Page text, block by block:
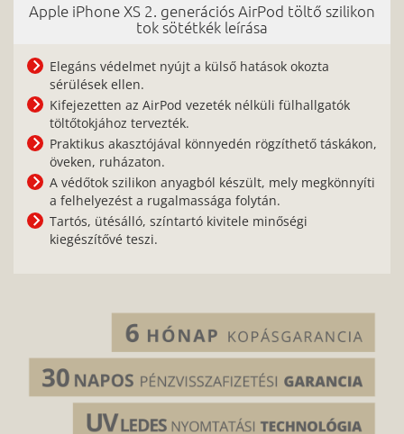
Apple iPhone XS 2. generációs AirPod töltő szilikon
tok sötétkék leírása
Elegáns védelmet nyújt a külső hatások okozta
sérülések ellen.
Kifejezetten az AirPod vezeték nélküli fülhallgatók
töltőtokjához tervezték.
Praktikus akasztójával könnyedén rögzíthető táskákon,
öveken, ruházaton.
A védőtok szilikon anyagból készült, mely megkönnyíti
a felhelyezést a rugalmassága folytán.
Tartós, ütésálló, színtartó kivitele minőségi
kiegészítővé teszi.